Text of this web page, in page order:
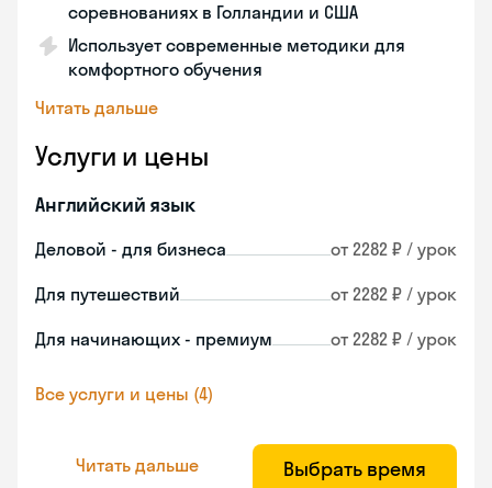
соревнованиях в Голландии и США
Использует современные методики для
комфортного обучения
Читать дальше
Услуги и цены
Английский язык
Деловой - для бизнеса от 2282 ₽ / урок
Для путешествий от 2282 ₽ / урок
Для начинающих - премиум от 2282 ₽ / урок
Все услуги и цены (4)
Читать дальше Выбрать время